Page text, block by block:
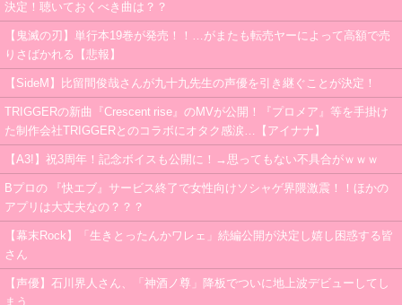
決定！聴いておくべき曲は？？
【鬼滅の刃】単行本19巻が発売！！…がまたも転売ヤーによって高額で売
りさばかれる【悲報】
【SideM】比留間俊哉さんが九十九先生の声優を引き継ぐことが決定！
TRIGGERの新曲『Crescent rise』のMVが公開！『プロメア』等を手掛け
た制作会社TRIGGERとのコラボにオタク感涙…【アイナナ】
【A3!】祝3周年！記念ボイスも公開に！→思ってもない不具合がｗｗｗ
Bプロの 『快エブ』サービス終了で女性向けソシャゲ界隈激震！！ほかの
アプリは大丈夫なの？？？
【幕末Rock】「生きとったんかワレェ」続編公開が決定し嬉し困惑する皆
さん
【声優】石川界人さん、「神酒ノ尊」降板でついに地上波デビューしてし
まう…